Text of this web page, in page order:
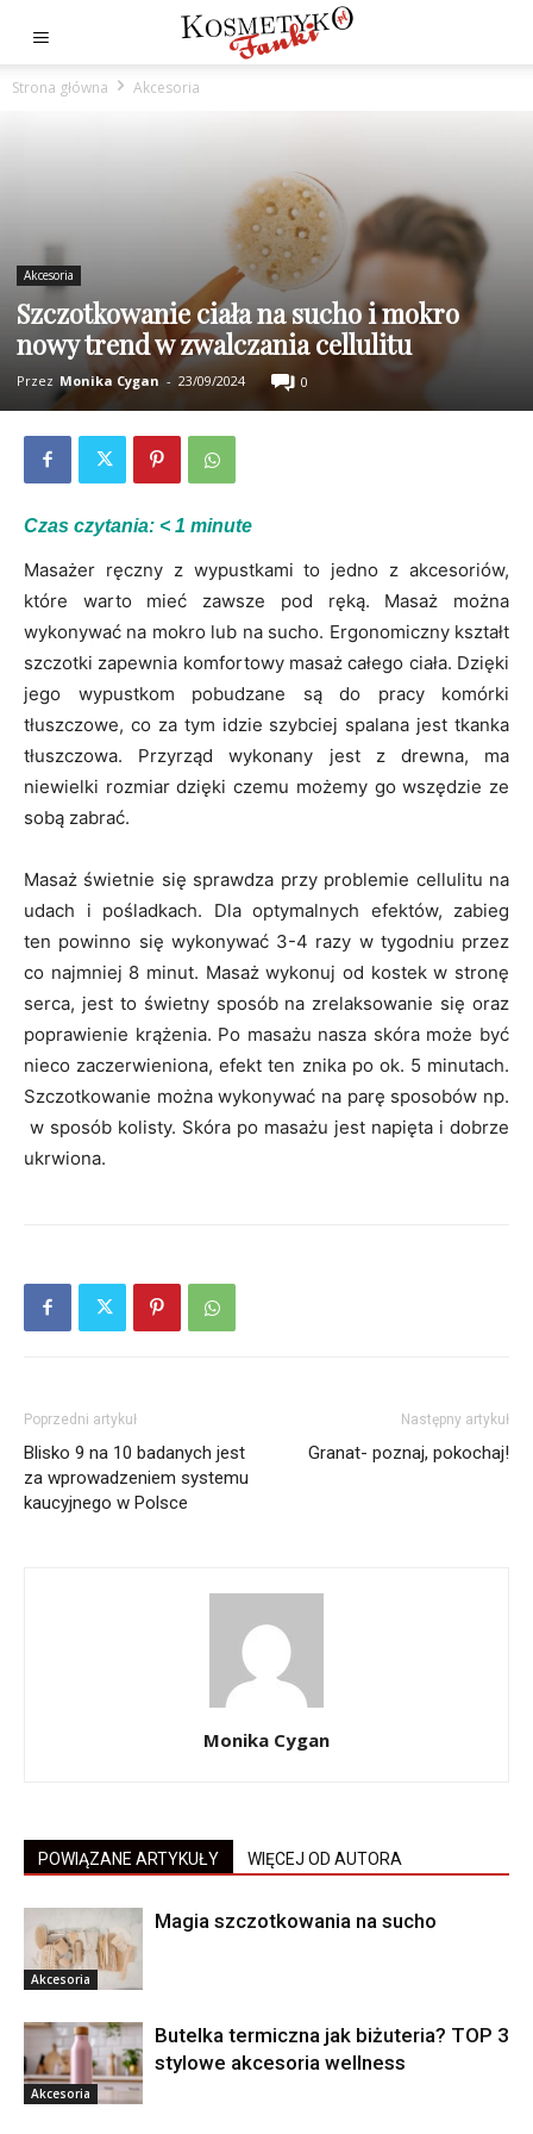
Strona główna Akcesoria
Akcesoria
Szczotkowanie ciała na sucho i mokro
nowy trend w zwalczania cellulitu
Przez Monika Cygan - 23/09/2024 0
Czas czytania: < 1 minute
Masażer ręczny z wypustkami to jedno z akcesoriów,
które warto mieć zawsze pod ręką. Masaż można
wykonywać na mokro lub na sucho. Ergonomiczny kształt
szczotki zapewnia komfortowy masaż całego ciała. Dzięki
jego wypustkom pobudzane są do pracy komórki
tłuszczowe, co za tym idzie szybciej spalana jest tkanka
tłuszczowa. Przyrząd wykonany jest z drewna, ma
niewielki rozmiar dzięki czemu możemy go wszędzie ze
sobą zabrać.
Masaż świetnie się sprawdza przy problemie cellulitu na
udach i pośladkach. Dla optymalnych efektów, zabieg
ten powinno się wykonywać 3-4 razy w tygodniu przez
co najmniej 8 minut. Masaż wykonuj od kostek w stronę
serca, jest to świetny sposób na zrelaksowanie się oraz
poprawienie krążenia. Po masażu nasza skóra może być
nieco zaczerwieniona, efekt ten znika po ok. 5 minutach.
Szczotkowanie można wykonywać na parę sposobów np.
w sposób kolisty. Skóra po masażu jest napięta i dobrze
ukrwiona.
Poprzedni artykuł
Blisko 9 na 10 badanych jest
za wprowadzeniem systemu
kaucyjnego w Polsce
Następny artykuł
Granat- poznaj, pokochaj!
Monika Cygan
POWIĄZANE ARTYKUŁY WIĘCEJ OD AUTORA
Akcesoria
Magia szczotkowania na sucho
Akcesoria
Butelka termiczna jak biżuteria? TOP 3
stylowe akcesoria wellness